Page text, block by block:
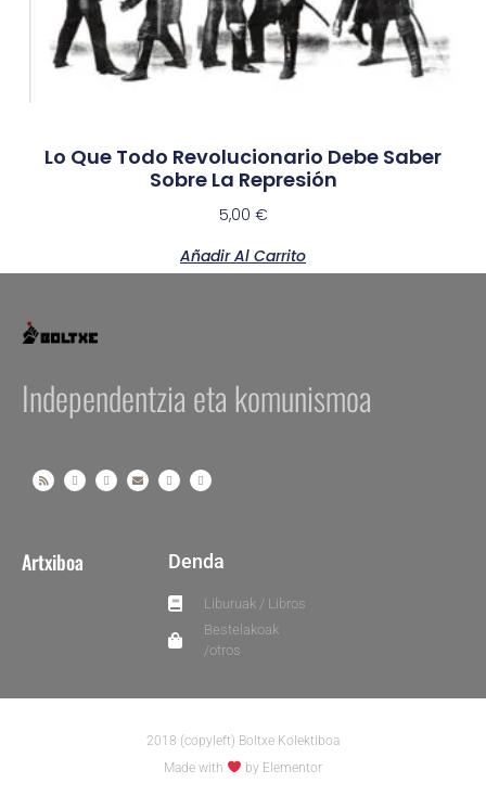
Lo Que Todo Revolucionario Debe Saber
Sobre La Represión
5,00 €
Añadir Al Carrito
Independentzia eta komunismoa
Artxiboa Denda
Liburuak / Libros
Bestelakoak
/otros
2018 (copyleft) Boltxe Kolektiboa
Made with
by Elementor